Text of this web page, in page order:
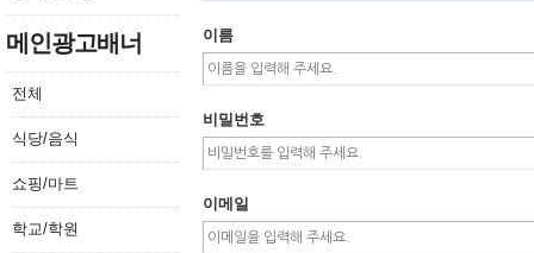
메인광고배너
전체
식당/음식
쇼핑/마트
학교/학원
이름
비밀번호
이메일